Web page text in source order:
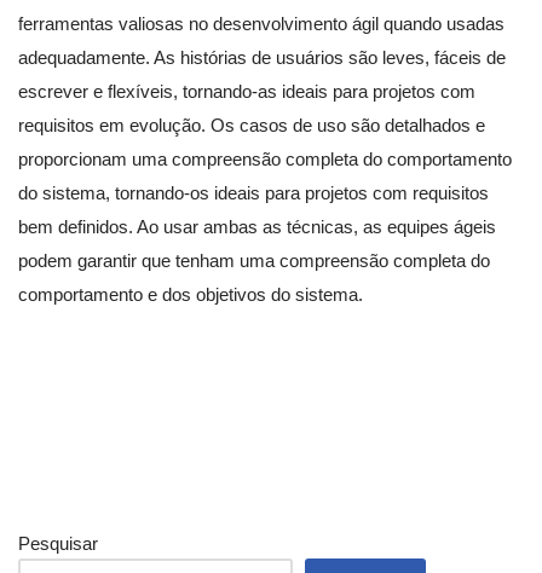
ferramentas valiosas no desenvolvimento ágil quando usadas
adequadamente. As histórias de usuários são leves, fáceis de
escrever e flexíveis, tornando-as ideais para projetos com
requisitos em evolução. Os casos de uso são detalhados e
proporcionam uma compreensão completa do comportamento
do sistema, tornando-os ideais para projetos com requisitos
bem definidos. Ao usar ambas as técnicas, as equipes ágeis
podem garantir que tenham uma compreensão completa do
comportamento e dos objetivos do sistema.
Pesquisar